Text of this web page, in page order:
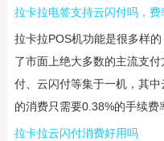
拉卡拉电签支持云闪付吗，费
拉卡拉POS机功能是很多样
了市面上绝大多数的主流支
付、云闪付等集于一机，其
的消费只需要0.38%的手续费
拉卡拉云闪付消费好用吗